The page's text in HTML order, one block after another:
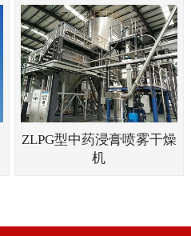
ZLPG型中药浸膏喷雾干燥
机